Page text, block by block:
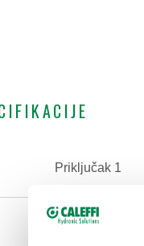
Priključak 1
G 3/4" A (ISO